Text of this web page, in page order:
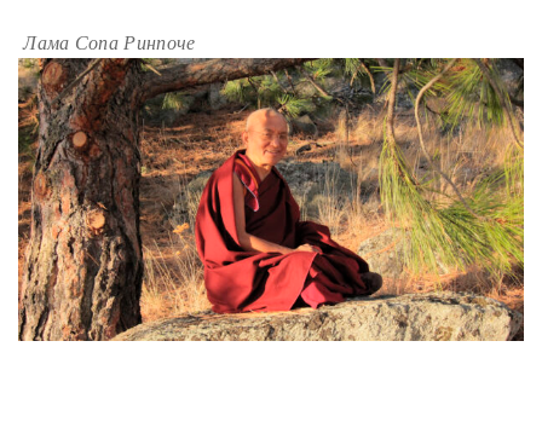
ЧАКРАСАМВАРА(2) ПРИРОДА БУДДЫ(2)
КОНФЛИКТ(2) ДНИ БУДДЫ(2) НРАВСТВЕННОСТЬ(2)
УТРЕННИЕ ПРАКТИКИ(2) АМИТАЮС(2)
РАССТАВАНИЕ С ЧЕТЫРЬМЯ ПРИВЯЗАННОСТЯМИ(2)
СЕНГХЕ ДРА(2) ВЗАИМОЗАВИСИМОСТЬ(2)
ПРАКТИКА СОРАДОВАНИЯ(2) РЕЛИГИЯ(1) АТИША(1)
ДЕНЬ ЧУДЕС (1) ИТОГИ(1) КРИЗИС(1)
Лама Сопа Ринпоче